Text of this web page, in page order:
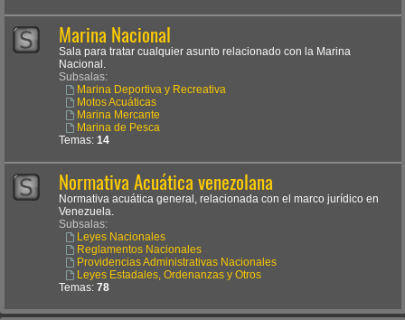
Marina Nacional
Sala para tratar cualquier asunto relacionado con la Marina
Nacional.
Subsalas:
Marina Deportiva y Recreativa
Motos Acuáticas
Marina Mercante
Marina de Pesca
Temas: 14
Normativa Acuática venezolana
Normativa acuática general, relacionada con el marco jurídico en
Venezuela.
Subsalas:
Leyes Nacionales
Reglamentos Nacionales
Providencias Administrativas Nacionales
Leyes Estadales, Ordenanzas y Otros
Temas: 78